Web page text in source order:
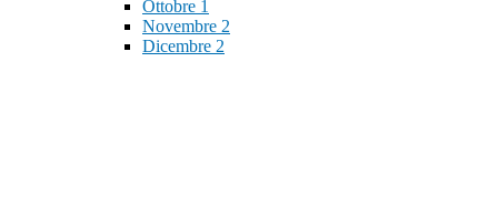
Ottobre 1
Novembre 2
Dicembre 2